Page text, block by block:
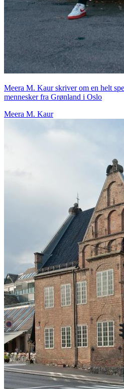
Meera M. Kaur skriver om en helt
mennesker fra Grønland i Oslo
Meera M. Kaur